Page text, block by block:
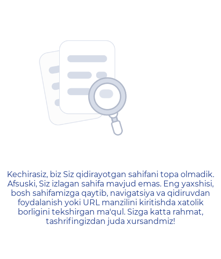
404 — Страница не
Kechirasiz, biz Siz qidirayotgan sahifani topa olmadik.
Afsuski, Siz izlagan sahifa mavjud emas. Eng yaxshisi,
bosh sahifamizga qaytib, navigatsiya va qidiruvdan
foydalanish yoki URL manzilini kiritishda xatolik
borligini tekshirgan ma'qul. Sizga katta rahmat,
tashrifingizdan juda xursandmiz!